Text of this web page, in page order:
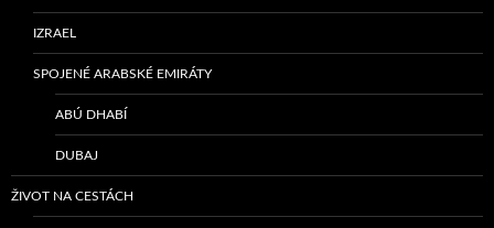
IZRAEL
SPOJENÉ ARABSKÉ EMIRÁTY
ABÚ DHABÍ
DUBAJ
ŽIVOT NA CESTÁCH